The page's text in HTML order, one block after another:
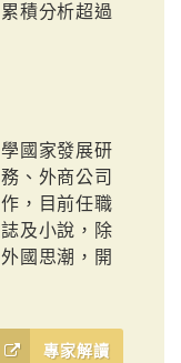
積分析超過
國家發展研
、外商公司
，目前任職
及小說，除
國思潮，開
專家解讀